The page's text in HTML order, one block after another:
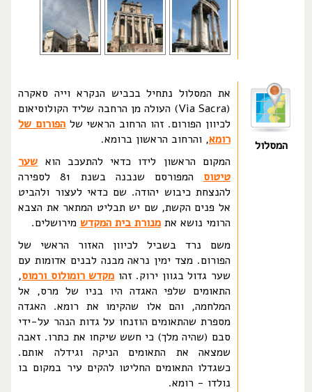
המסלול
את המסלול נתחיל בכביש הנקרא וייה סאקרה
(Via Sacra) העולה מן הרחבה שליד הקולוסיאום
לכיוון הפורום. זהו הרחוב הראשי של הפורום של
רומא, והרחוב הראשון ברומא.
המקום הראשון לידו כדאי להתעכב הוא שער
טיטוס
המפורסם שנבנה בשנת 81 לספירה
להנצחת כיבוש יהודה. שם כדאי לעצור ולהביט
אל פנים הקשת, שם יש תבליט המתאר את הצבא
הרומי נושא אתמנורת בית המקדש מירושלים.
משם נרד בשביל לכיוון האזור הראשי של
הפורום. מצד ימין נראה מבנה לבנים אדומות עם
שער גדול בגוון ירוק. זהו מקדש רומולוס ורמוס,
התאומים שלפי האגדה היו בניו של מרס, אל
המלחמה, והם אלו שהקימו את רומא. האגדה
מספרת שהתאומים הוזנחו על גדות הנהר על-ידי
סבם (שהיה מלך) כי חשש שיקחו את כתרו. זאבה
שמצאה את התאומים הניקה וגידלה אותם.
כשגדלו התאומים החליטו להקים עיר במקום בו
נולדו - רומא.